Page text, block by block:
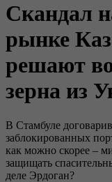
Скандал
рынке
решают
зерна из
В Стамбуле
заблокированных
как можно скорее –
защищать
деле Эрдоган?